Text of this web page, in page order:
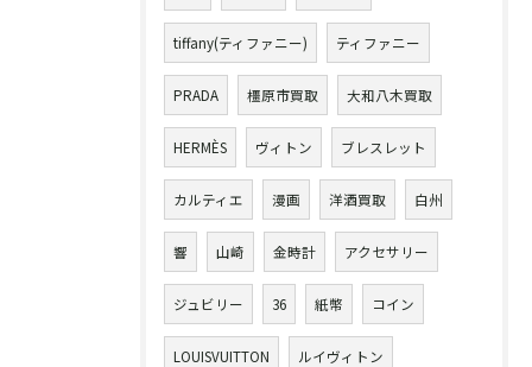
tiffany(ティファニー) ティファニー
PRADA 橿原市買取 大和八木買取
HERMÈS ヴィトン ブレスレット
カルティエ 漫画 洋酒買取 白州
響 山崎 金時計 アクセサリー
ジュビリー 36 紙幣 コイン
LOUISVUITTON ルイヴィトン